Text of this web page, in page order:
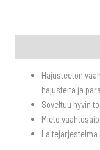
Hajusteeton
hajusteita ja
Soveltuu hyvin
Mieto
Laitejärjestelmä